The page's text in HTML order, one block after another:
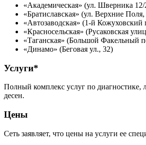
«Академическая» (ул. Шверника 12/
«Братиславская» (ул. Верхние
«Автозаводская» (1-й Кожуховский
«Красносельская» (Русаковская
«Таганская» (Большой Факельный
«Динамо» (Беговая ул., 32)
Услуги*
Полный комплекс услуг по диагностике,
десен.
Цены
Сеть заявляет, что цены на услуги ее